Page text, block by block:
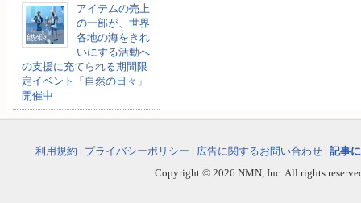
アイテムの売上
の一部が、世界
各地の海をきれ
いにする活動へ
の支援に充てられる期間限
定イベント「自然の日々」
開催中
利用規約 | プライバシーポリシー | 広告に関するお問い合わせ | 記事
Copyright © 2026 NMN, Inc. All rights